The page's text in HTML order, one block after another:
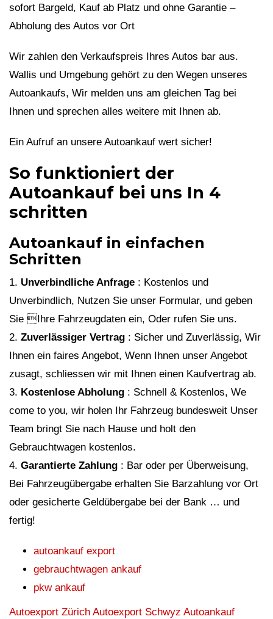
sofort Bargeld, Kauf ab Platz und ohne Garantie –
Abholung des Autos vor Ort
Wir zahlen den Verkaufspreis Ihres Autos bar aus.
Wallis und Umgebung gehört zu den Wegen unseres
Autoankaufs, Wir melden uns am gleichen Tag bei
Ihnen und sprechen alles weitere mit Ihnen ab.
Ein Aufruf an unsere Autoankauf wert sicher!
So funktioniert der
Autoankauf bei uns In 4
schritten
Autoankauf in einfachen
Schritten
1. Unverbindliche Anfrage : Kostenlos und
Unverbindlich, Nutzen Sie unser Formular, und geben
Sie Ihre Fahrzeugdaten ein, Oder rufen Sie uns.
2. Zuverlässiger Vertrag : Sicher und Zuverlässig, Wir
Ihnen ein faires Angebot, Wenn Ihnen unser Angebot
zusagt, schliessen wir mit Ihnen einen Kaufvertrag ab.
3. Kostenlose Abholung : Schnell & Kostenlos, We
come to you, wir holen Ihr Fahrzeug bundesweit Unser
Team bringt Sie nach Hause und holt den
Gebrauchtwagen kostenlos.
4. Garantierte Zahlung : Bar oder per Überweisung,
Bei Fahrzeugübergabe erhalten Sie Barzahlung vor Ort
oder gesicherte Geldübergabe bei der Bank … und
fertig!
autoankauf export
gebrauchtwagen ankauf
pkw ankauf
Autoexport Zürich Autoexport Schwyz Autoankauf